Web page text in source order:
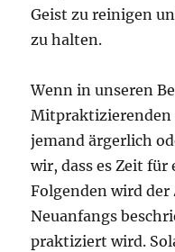
Geist zu reinigen
zu halten.
Wenn in unseren
Mitpraktizierenden
jemand ärgerlich
wir, dass es Zeit
Folgenden wird
Neuanfangs
praktiziert wird.